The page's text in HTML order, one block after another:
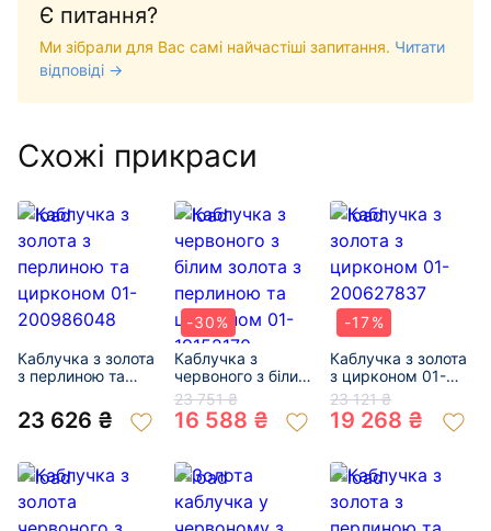
Є питання?
Ми зібрали для Вас самі найчастіші запитання. Читати
відповіді →
Схожі прикраси
Каблучка з золота
з перлиною та
200986048
23 626 ₴
-30%
Каблучка з
червоного з білим
золота з перлиною
та цирконом 01-
19152170
23 751 ₴
16 588 ₴
-17%
Каблучка з золота
з цирконом 01-
200627837
23 121 ₴
19 268 ₴